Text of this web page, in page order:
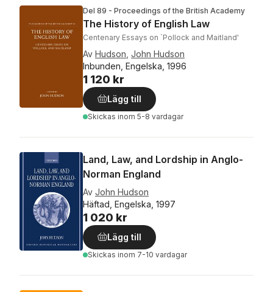
Del 89 - Proceedings of the British Academy
The History of English Law
Centenary Essays on `Pollock and Maitland'
Av Hudson John Hudson
Inbunden, Engelska, 1996
1 120 kr
Lägg till
Skickas inom 5-8 vardagar
Land, Law, and Lordship in Anglo-
Norman England
Av John Hudson
Häftad, Engelska, 1997
1 020 kr
Lägg till
Skickas inom 7-10 vardagar